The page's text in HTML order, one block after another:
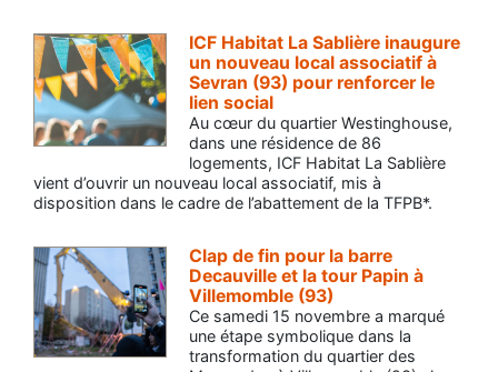
ICF Habitat La Sablière inaugure
un nouveau local associatif à
Sevran (93) pour renforcer le
lien social
Au cœur du quartier Westinghouse,
dans une résidence de 86
logements, ICF Habitat La Sablière
vient d’ouvrir un nouveau local associatif, mis à
disposition dans le cadre de l’abattement de la TFPB*.
Clap de fin pour la barre
Decauville et la tour Papin à
Villemomble (93)
Ce samedi 15 novembre a marqué
une étape symbolique dans la
transformation du quartier des